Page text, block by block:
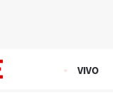
VIVO